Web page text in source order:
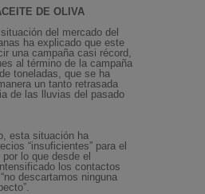
DE OLIVA
del mercado del
ha explicado que este
una campaña casi récord,
al término de la campaña
toneladas, que se ha
un tanto retrasada
de las lluvias del pasado
esta situación ha
“insuficientes” para el
lo que desde el
los contactos
descartamos ninguna